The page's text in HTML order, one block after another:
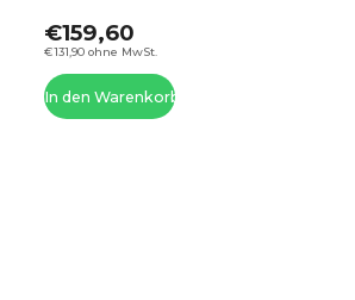
€131,90 ohne MwSt.
€159,60
In den Warenkorb